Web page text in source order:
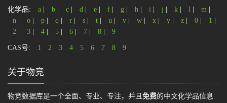
化学品: a b c d e f g h i j k l m
n
o p q r s t u v w x y z 0 1
2
3 4 5 6 7 8 9
CAS号: 1 2 3 4 5 6 7 8 9
关于物竞
物竞数据库是一个全面、专业、专注，并且 免费的中文化学品信息